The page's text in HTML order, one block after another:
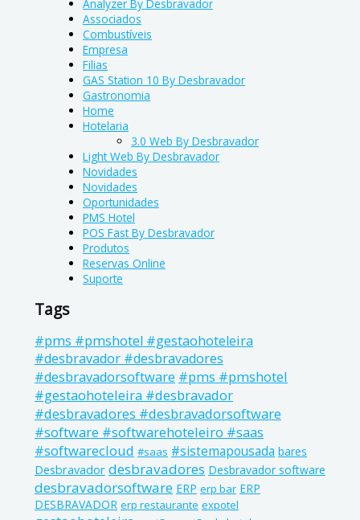
Analyzer By Desbravador
Associados
Combustíveis
Empresa
Filias
GAS Station 10 By Desbravador
Gastronomia
Home
Hotelaria
3.0 Web By Desbravador
Light Web By Desbravador
Novidades
Novidades
Oportunidades
PMS Hotel
POS Fast By Desbravador
Produtos
Reservas Online
Suporte
Tags
#pms #pmshotel #gestaohoteleira
#desbravador #desbravadores
#desbravadorsoftware #pms #pmshotel
#gestaohoteleira #desbravador
#desbravadores #desbravadorsoftware
#software #softwarehoteleiro #saas
#softwarecloud #saas #sistemapousada bares
Desbravador desbravadores Desbravador software
desbravadorsoftware ERP erp bar ERP
DESBRAVADOR erp restaurante expotel